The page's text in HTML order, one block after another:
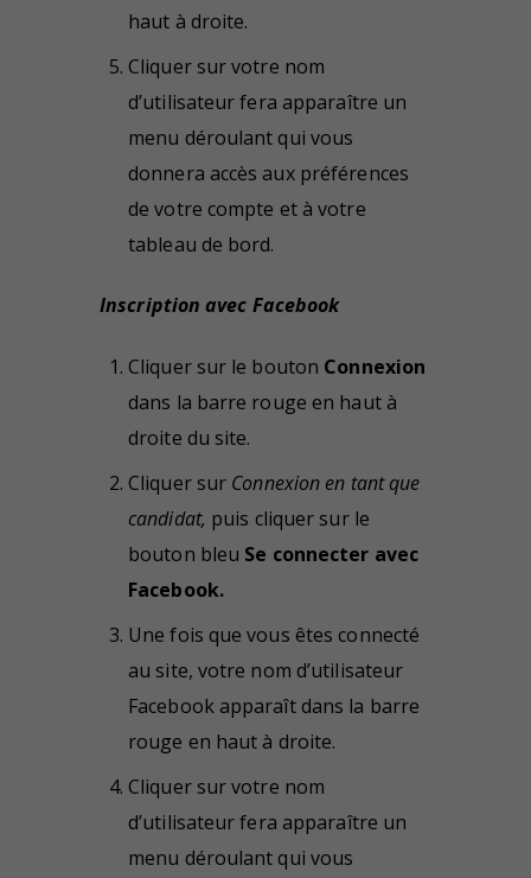
haut à droite.
Cliquer sur votre nom
d’utilisateur fera apparaître un
menu déroulant qui vous
donnera accès aux préférences
de votre compte et à votre
tableau de bord.
Inscription avec Facebook
Cliquer sur le bouton Connexion
dans la barre rouge en haut à
droite du site.
Cliquer sur Connexion en tant que
candidat, puis cliquer sur le
bouton bleu Se connecter avec
Facebook.
Une fois que vous êtes connecté
au site, votre nom d’utilisateur
Facebook apparaît dans la barre
rouge en haut à droite.
Cliquer sur votre nom
d’utilisateur fera apparaître un
menu déroulant qui vous